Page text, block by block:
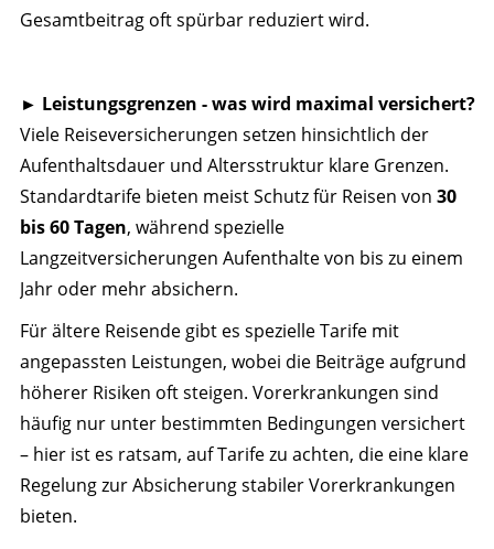
Gesamtbeitrag oft spürbar reduziert wird.
► Leistungsgrenzen - was wird maximal versichert?
Viele Reiseversicherungen setzen hinsichtlich der
Aufenthaltsdauer und Altersstruktur klare Grenzen.
Standardtarife bieten meist Schutz für Reisen von 30
bis 60 Tagen, während spezielle
Langzeitversicherungen Aufenthalte von bis zu einem
Jahr oder mehr absichern.
Für ältere Reisende gibt es spezielle Tarife mit
angepassten Leistungen, wobei die Beiträge aufgrund
höherer Risiken oft steigen. Vorerkrankungen sind
häufig nur unter bestimmten Bedingungen versichert
– hier ist es ratsam, auf Tarife zu achten, die eine klare
Regelung zur Absicherung stabiler Vorerkrankungen
bieten.